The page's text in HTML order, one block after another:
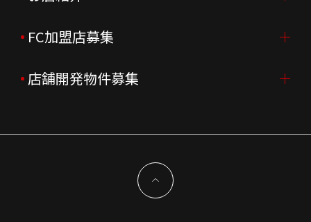
会社沿革
企業理念
新型コロナウイルス対応
月次売上
決算資料
コーポレートガバナンス
新卒採用
中途採用
店舗を探す・予約する
よくあるご質問
FC加盟店募集
FC加盟店募集TOP
店舗開発物件募集